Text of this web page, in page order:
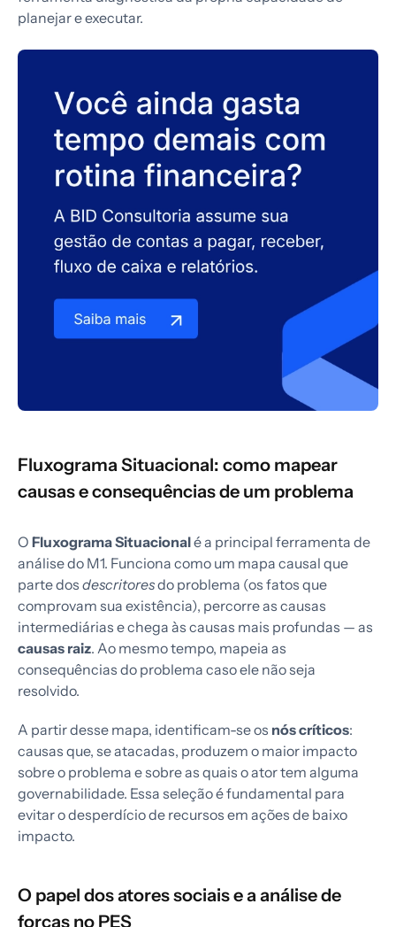
planejar e executar.
Fluxograma Situacional: como mapear
causas e consequências de um problema
O Fluxograma Situacionalé a principal ferramenta de
análise do M1. Funciona como um mapa causal que
parte dos descritoresdo problema (os fatos que
comprovam sua existência), percorre as causas
intermediárias e chega às causas mais profundas — as
causas raiz. Ao mesmo tempo, mapeia as
consequências do problema caso ele não seja
resolvido.
A partir desse mapa, identificam-se os nós críticos:
causas que, se atacadas, produzem o maior impacto
sobre o problema e sobre as quais o ator tem alguma
governabilidade. Essa seleção é fundamental para
evitar o desperdício de recursos em ações de baixo
impacto.
O papel dos atores sociais e a análise de
forças no PES